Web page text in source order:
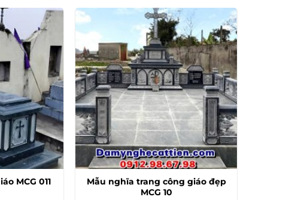
MCG 011
Mẫu nghĩa trang công giáo đẹp
MCG 10